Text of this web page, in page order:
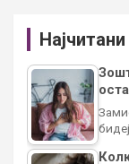
Најчитани